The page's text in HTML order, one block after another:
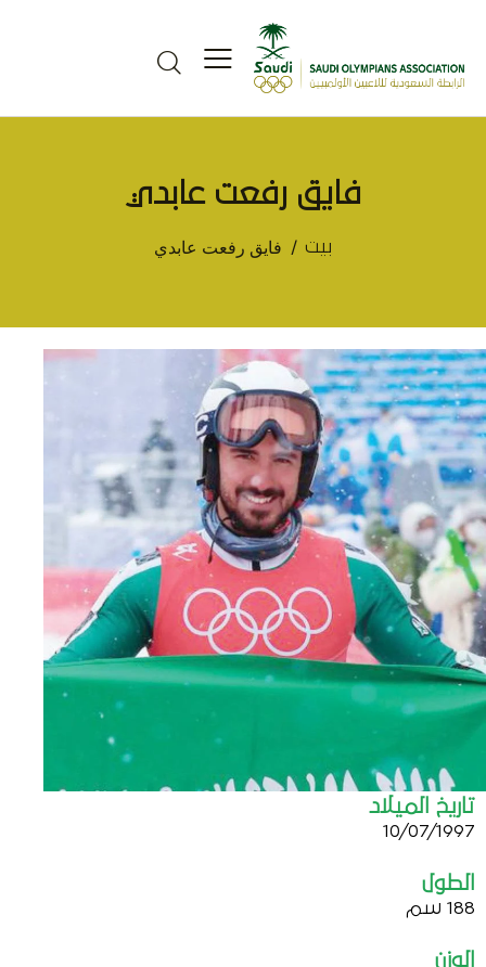
فايق رفعت عابدي
بيت فايق رفعت عابدي
تاريخ الميلاد
10/07/1997
الطول
188 سم
الوزن